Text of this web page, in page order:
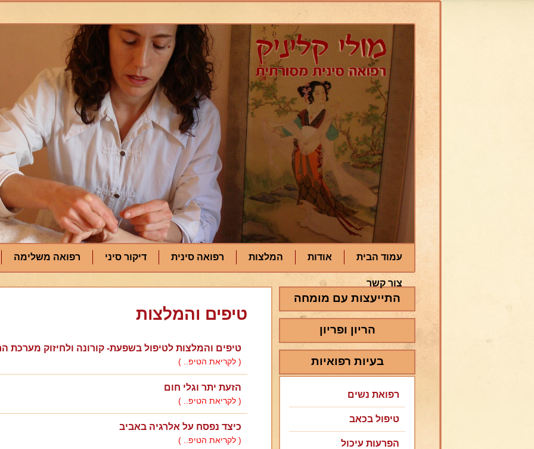
עמוד הבית אודות המלצות רפואה סינית דיקור סיני רפואה משלימה
צור קשר
טיפים והמלצות
טיפים והמלצות לטיפול בשפעת- קורונה ולחיזוק מערכת
( לקריאת הטיפ.. )
הזעת יתר וגלי חום
( לקריאת הטיפ.. )
כיצד נפסח על אלרגיה באביב
( לקריאת הטיפ.. )
התייעצות עם מומחה
הריון ופריון
בעיות רפואיות
רפואת נשים
טיפול בכאב
הפרעות עיכול